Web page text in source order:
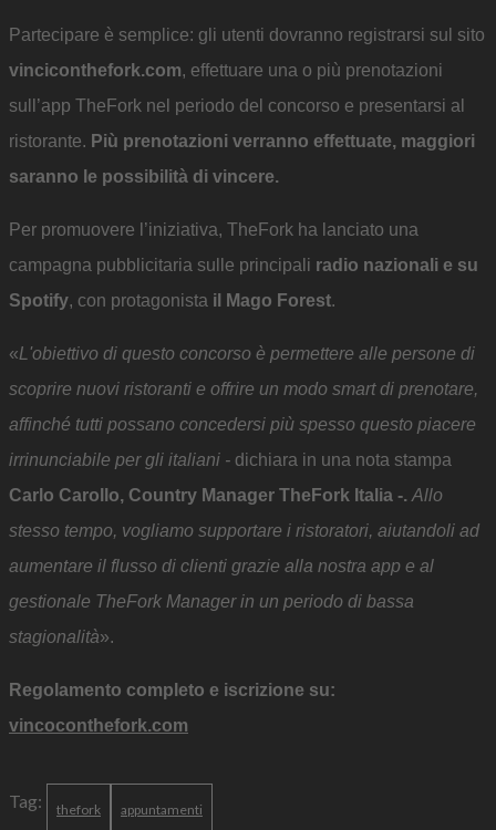
Partecipare è semplice: gli utenti dovranno registrarsi sul sito
vinciconthefork.com, effettuare una o più prenotazioni
sull’app TheFork nel periodo del concorso e presentarsi al
ristorante. Più prenotazioni verranno effettuate, maggiori
saranno le possibilità di vincere.
Per promuovere l’iniziativa, TheFork ha lanciato una
campagna pubblicitaria sulle principali radio nazionali e su
Spotify, con protagonista il Mago Forest.
«L'obiettivo di questo concorso è permettere alle persone di
scoprire nuovi ristoranti e offrire un modo smart di prenotare,
affinché tutti possano concedersi più spesso questo piacere
irrinunciabile per gli italiani - dichiara in una nota stampa
Carlo Carollo, Country Manager TheFork Italia -. Allo
stesso tempo, vogliamo supportare i ristoratori, aiutandoli ad
aumentare il flusso di clienti grazie alla nostra app e al
gestionale TheFork Manager in un periodo di bassa
stagionalità».
Regolamento completo e iscrizione su:
vincoconthefork.com
Tag: thefork appuntamenti